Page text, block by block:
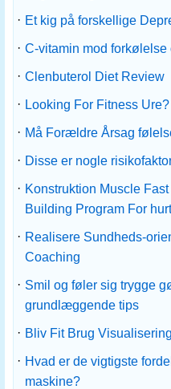
· Et kig på forskellige
· C-vitamin mod forkølelse
· Clenbuterol Diet Review
· Looking For Fitness Ure?
· Må Forældre Årsag
· Disse er nogle
· Konstruktion Muscle
Building Program For
· Realisere Sundheds-
Coaching
· Smil og føler sig trygge
grundlæggende tips
· Bliv Fit Brug Visualisering
· Hvad er de vigtigste
maskine?